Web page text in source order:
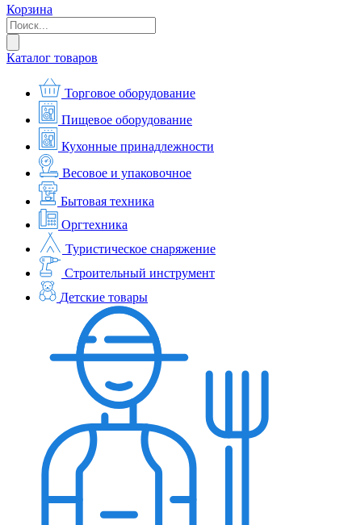
Корзина
Каталог товаров
Торговое оборудование
Пищевое оборудование
Кухонные принадлежности
Весовое и упаковочное
Бытовая техника
Оргтехника
Туристическое снаряжение
Строительный инструмент
Детские товары